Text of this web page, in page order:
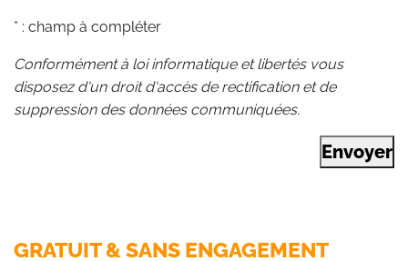
* : champ à compléter
Conformément à loi informatique et libertés vous
disposez d'un droit d'accès de rectification et de
suppression des données communiquées.
Envoyer
GRATUIT & SANS ENGAGEMENT